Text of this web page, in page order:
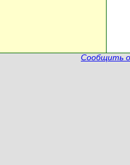
Сообщить о